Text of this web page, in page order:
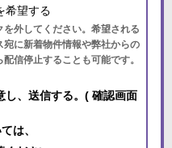
希望する
外してください。希望される
に新着物件情報や弊社からの
信停止することも可能です。
し、送信する。( 確認画面
は、